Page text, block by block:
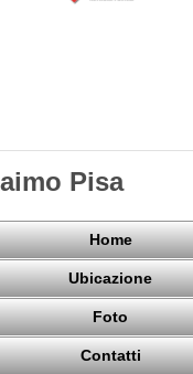
Pisa
Home
Ubicazione
Foto
Contatti